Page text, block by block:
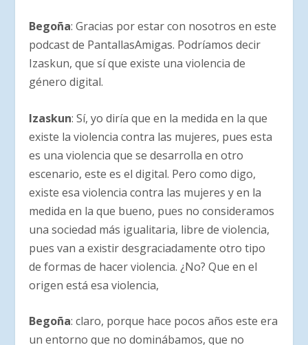
Begoña: Gracias por estar con nosotros en este
podcast de PantallasAmigas. Podríamos decir
Izaskun, que sí que existe una violencia de
género digital.
Izaskun: Sí, yo diría que en la medida en la que
existe la violencia contra las mujeres, pues esta
es una violencia que se desarrolla en otro
escenario, este es el digital. Pero como digo,
existe esa violencia contra las mujeres y en la
medida en la que bueno, pues no consideramos
una sociedad más igualitaria, libre de violencia,
pues van a existir desgraciadamente otro tipo
de formas de hacer violencia. ¿No? Que en el
origen está esa violencia,
Begoña: claro, porque hace pocos años este era
un entorno que no dominábamos, que no